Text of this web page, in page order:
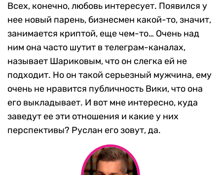
Всех, конечно, любовь интересует. Появился у
нее новый парень, бизнесмен какой-то, значит,
занимается криптой, еще чем-то… Очень над
ним она часто шутит в телеграм-каналах,
называет Шариковым, что он слегка ей не
подходит. Но он такой серьезный мужчина, ему
очень не нравится публичность Вики, что она
его выкладывает. И вот мне интересно, куда
заведут ее эти отношения и какие у них
перспективы? Руслан его зовут, да.